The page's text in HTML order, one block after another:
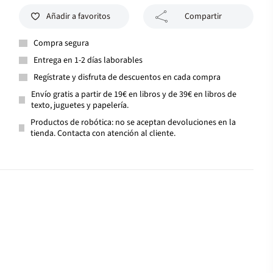
Añadir a favoritos Compartir
Compra segura
Entrega en 1-2 días laborables
Regístrate y disfruta de descuentos en cada compra
Envío gratis a partir de 19€ en libros y de 39€ en libros de
texto, juguetes y papelería.
Productos de robótica: no se aceptan devoluciones en la
tienda. Contacta con atención al cliente.